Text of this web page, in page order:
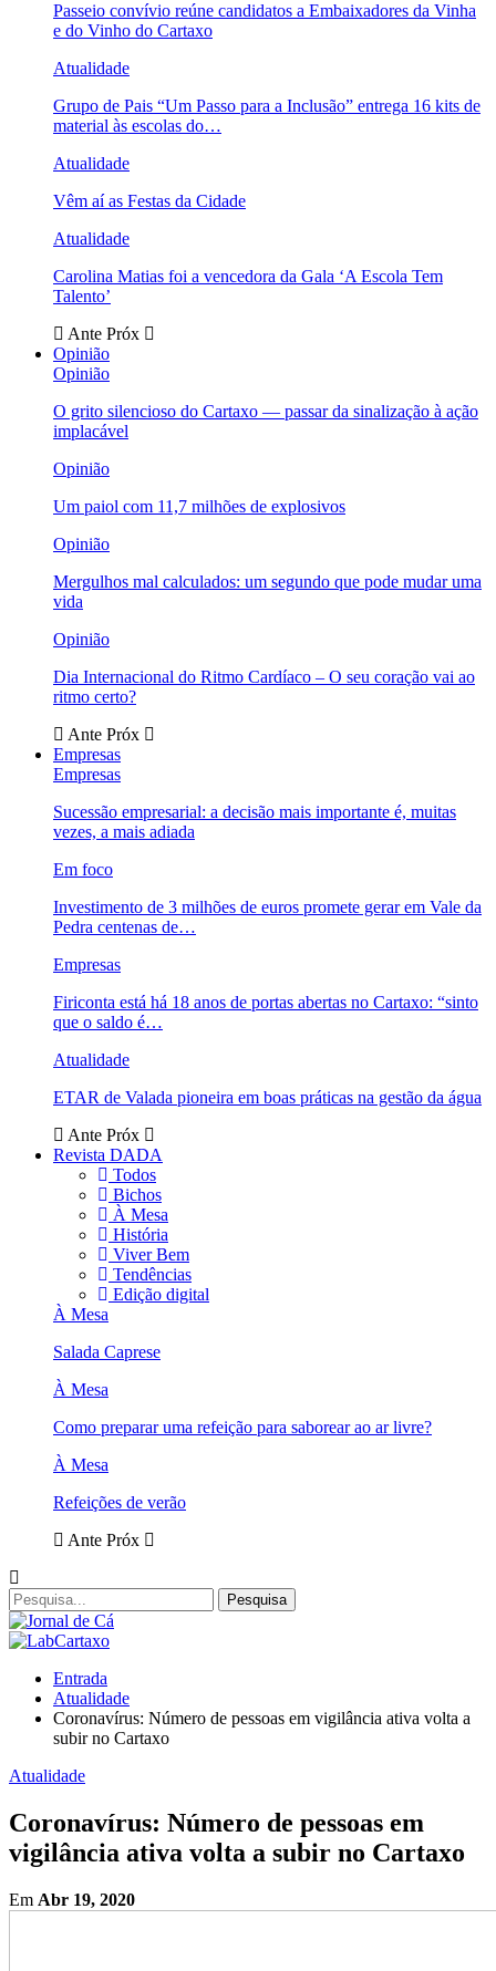
Passeio convívio reúne candidatos a Embaixadores da Vinha
e do Vinho do Cartaxo
Atualidade
Grupo de Pais “Um Passo para a Inclusão” entrega 16 kits de
material às escolas do…
Atualidade
Vêm aí as Festas da Cidade
Atualidade
Carolina Matias foi a vencedora da Gala ‘A Escola Tem
Talento’
Ante Próx
Opinião
Opinião
O grito silencioso do Cartaxo — passar da sinalização à ação
implacável
Opinião
Um paiol com 11,7 milhões de explosivos
Opinião
Mergulhos mal calculados: um segundo que pode mudar uma
vida
Opinião
Dia Internacional do Ritmo Cardíaco – O seu coração vai ao
ritmo certo?
Ante Próx
Empresas
Empresas
Sucessão empresarial: a decisão mais importante é, muitas
vezes, a mais adiada
Em foco
Investimento de 3 milhões de euros promete gerar em Vale da
Pedra centenas de…
Empresas
Firiconta está há 18 anos de portas abertas no Cartaxo: “sinto
que o saldo é…
Atualidade
ETAR de Valada pioneira em boas práticas na gestão da água
Ante Próx
Revista DADA
Todos
Bichos
À Mesa
História
Viver Bem
Tendências
Edição digital
À Mesa
Salada Caprese
À Mesa
Como preparar uma refeição para saborear ao ar livre?
À Mesa
Refeições de verão
Ante Próx
Entrada
Atualidade
Coronavírus: Número de pessoas em vigilância ativa volta a
subir no Cartaxo
Atualidade
Coronavírus: Número de pessoas em
vigilância ativa volta a subir no Cartaxo
Em Abr 19, 2020